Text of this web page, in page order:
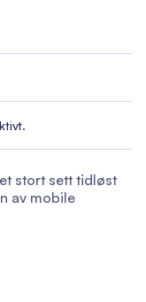
stort sett tidløst
av mobile